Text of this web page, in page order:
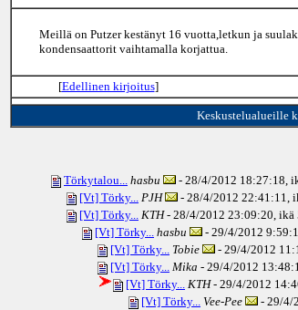
Meillä on Putzer kestänyt 16 vuotta,letkun ja
kondensaattorit vaihtamalla korjattua.
[Edellinen kirjoitus]
Keskustelualueille
Törkytalou... hasbu - 28/4/2012 18:27:18,
[Vt] Törky... PJH - 28/4/2012 22:41:11,
[Vt] Törky... KTH- 28/4/2012 23:09:20, ikä
[Vt] Törky... hasbu - 29/4/2012
[Vt] Törky... Tobie - 29/4/2012
[Vt] Törky... Mika - 29/4/2012
[Vt] Törky... KTH- 29/4/2012
[Vt] Törky... Vee-Pee - 29/4/